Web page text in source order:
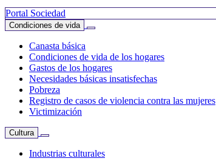
Portal Sociedad
Condiciones de vida
Canasta básica
Condiciones de vida de los hogares
Gastos de los hogares
Necesidades básicas insatisfechas
Pobreza
Registro de casos de violencia contra las mujeres
Victimización
Cultura
Industrias culturales